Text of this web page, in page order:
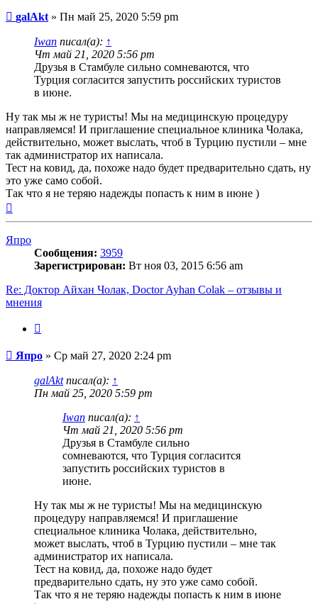
Сообщение
galAkt » Пн май 25, 2020 5:59 pm
Iwan писал(а): ↑
Чт май 21, 2020 5:56 pm
Друзья в Стамбуле сильно сомневаются, что
Турция согласится запустить российских туристов
в июне.
Ну так мы ж не туристы! Мы на медицинскую процедуру
направляемся! И приглашение специальное клиника Чолака,
действительно, может выслать, чтоб в Турцию пустили – мне
так администратор их написала.
Тест на ковид, да, похоже надо будет предварительно сдать, ну
это уже само собой.
Так что я не теряю надежды попасть к ним в июне )
Япро
Сообщения: 3959
Зарегистрирован: Вт ноя 03, 2015 6:56 am
Re: Доктор Айхан Чолак, Doctor Ayhan Colak – отзывы и
мнения
Сообщение
Япро » Ср май 27, 2020 2:24 pm
galAktписал(а): ↑
Пн май 25, 2020 5:59 pm
Iwan писал(а): ↑
Чт май 21, 2020 5:56 pm
Друзья в Стамбуле сильно
сомневаются, что Турция согласится
запустить российских туристов в
июне.
Ну так мы ж не туристы! Мы на медицинскую
процедуру направляемся! И приглашение
специальное клиника Чолака, действительно,
может выслать, чтоб в Турцию пустили – мне так
администратор их написала.
Тест на ковид, да, похоже надо будет
предварительно сдать, ну это уже само собой.
Так что я не теряю надежды попасть к ним в июне